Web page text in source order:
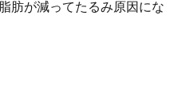
肪が減ってたるみ原因にな